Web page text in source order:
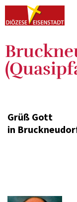
Grüß Gott
in